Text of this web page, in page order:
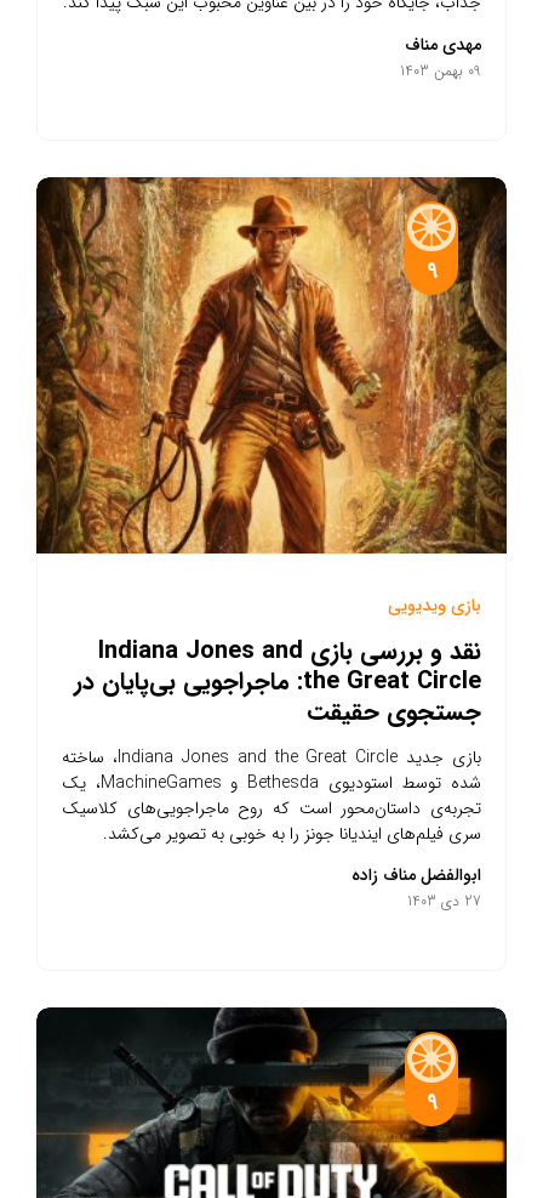
مهدی مناف
09 بهمن 1403
9
بازی ویدیویی
نقد و بررسی بازی Indiana Jones and
the Great Circle: ماجراجویی بی‌پایان در
جستجوی حقیقت
بازی جدید Indiana Jones and the Great Circle، ساخته
شده توسط استودیوی Bethesda و MachineGames، یک
تجربه‌ی داستان‌محور است که روح ماجراجویی‌های کلاسیک
سری فیلم‌های ایندیانا جونز را به خوبی به تصویر می‌کشد.
ابوالفضل مناف زاده
27 دی 1403
9